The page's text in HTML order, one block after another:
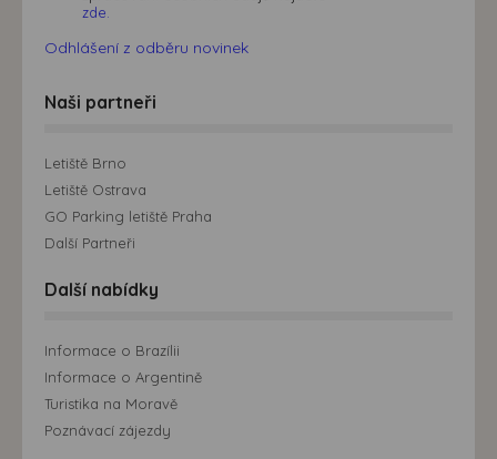
zde.
Odhlášení z odběru novinek
Naši partneři
Letiště Brno
Letiště Ostrava
GO Parking letiště Praha
Další Partneři
Další nabídky
Informace o Brazílii
Informace o Argentině
Turistika na Moravě
Poznávací zájezdy